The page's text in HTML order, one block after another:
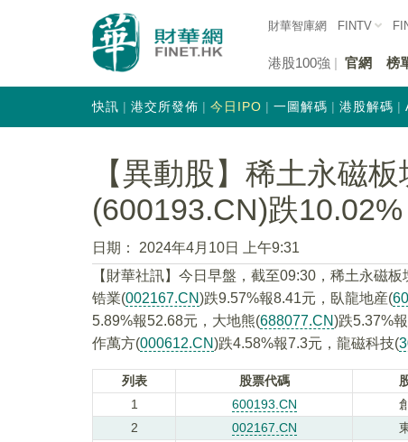
財華智庫網 FINTV
港股100強 官網 榜
快訊 港交所發佈 今日IPO 一圖解碼 港股解碼
【異動股】稀土永磁
(600193.CN)跌10.02%
日期：
2024年4月10日 上午9:31
【財華社訊】今日早盤，截至09:30，稀土永磁
锆業(002167.CN)跌9.57%報8.41元，臥龍地産(
5.89%報52.68元，大地熊(688077.CN)跌5.37%
作萬方(000612.CN)跌4.58%報7.3元，龍磁科技(
列表 股票代碼
1
600193.CN
2
002167.CN